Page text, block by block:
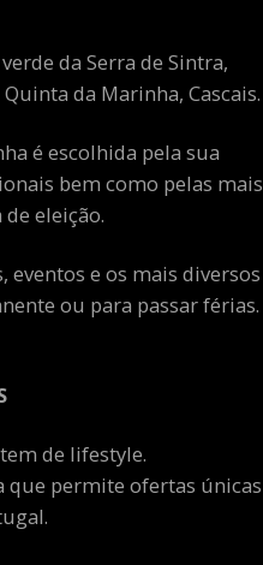
da Serra de Sintra,
da Marinha, Cascais.
é escolhida pela sua
bem como pelas mais
eleição.
eventos e os mais diversos
ou para passar férias.
de lifestyle.
que permite ofertas únicas